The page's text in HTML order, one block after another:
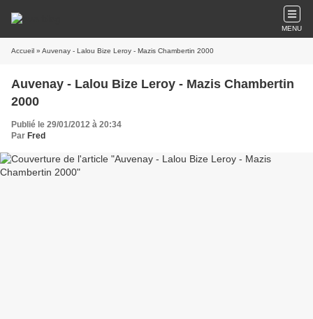
MENU
Accueil » Auvenay - Lalou Bize Leroy - Mazis Chambertin 2000
Auvenay - Lalou Bize Leroy - Mazis Chambertin
2000
Publié le 29/01/2012 à 20:34
Par Fred